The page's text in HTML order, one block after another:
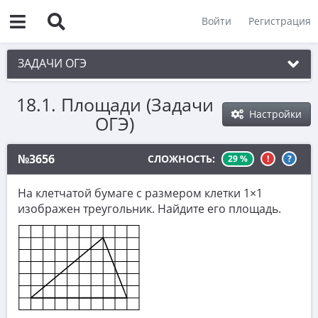
Войти Регистрация
ЗАДАЧИ ОГЭ
1. Практическая задача 1-5
2. См. раздел 1
3. См. раздел 1
5. См. раздел 1
6. Вычисления с дробями
7. Координатная прямая. Числовые
неравенства
8. Степени и корни
Настройки
18.1. Площади (Задачи
ОГЭ)
№3656 СЛОЖНОСТЬ: 29 % ! ?
На клетчатой бумаге с размером клетки 1×1
изображен треугольник. Найдите его площадь.